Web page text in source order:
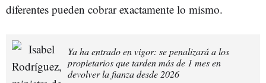
diferentes pueden cobrar exactamente lo mismo.
Ya ha entrado en vigor: se penalizará a los
propietarios que tarden más de 1 mes en
devolver la fianza desde 2026